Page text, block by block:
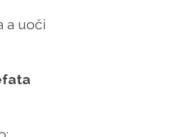
a uoči